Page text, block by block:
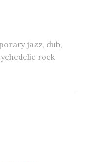
jazz, dub,
rock